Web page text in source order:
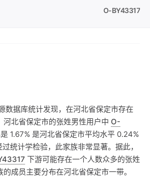
O-BY43317
数据库统计发现，在河北省保定市存在
河北省保定市的张姓男性用户中 O-
1.67% 是河北省保定市平均水平 0.24%
统计学检验，此家族非常显著。据此，
下游可能存在一个人数众多的张姓
成员主要分布在河北省保定市一带。